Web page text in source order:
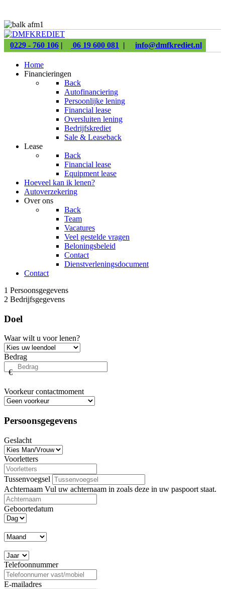
0229 - 760 106 | 06 19 600 081 | info@dmfkrediet.nl
Home
Financieringen
Back
Autofinanciering
Persoonlijke lening
Financial lease
Oversluiten lening
Bedrijfskrediet
Sale & Leaseback
Lease
Back
Financial lease
Equipment lease
Hoeveel kan ik lenen?
Autoverzekering
Over ons
Back
Team
Vacatures
Veel gestelde vragen
Beloningsbeleid
Contact
Dienstverleningsdocument
Contact
1 Persoonsgegevens
2 Bedrijfsgegevens
Doel
Waar wilt u voor lenen?
Bedrag
€
Voorkeur contactmoment
Persoonsgegevens
Geslacht
Voorletters
Tussenvoegsel
Achternaam Vul uw achternaam in zoals deze in uw paspoort staat.
Geboortedatum
Telefoonnummer
E-mailadres